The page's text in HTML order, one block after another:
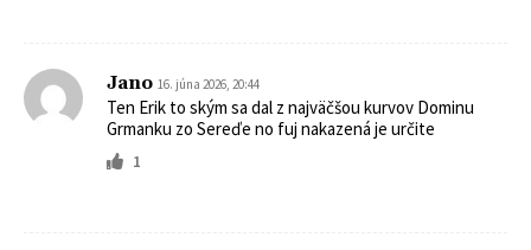
Jano 16. júna 2026, 20:44
Ten Erik to ským sa dal z najväčšou kurvov Dominu
Grmanku zo Sereďe no fuj nakazená je určite
1